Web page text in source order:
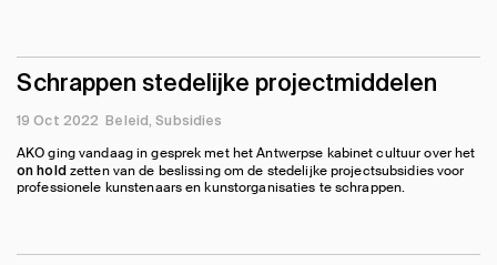
Schrappen stedelijke projectmiddelen
19 Oct 2022 Beleid Subsidies
AKO ging vandaag in gesprek met het Antwerpse kabinet cultuur over het
on holdzetten van de beslissing om de stedelijke projectsubsidies voor
professionele kunstenaars en kunstorganisaties te schrappen.